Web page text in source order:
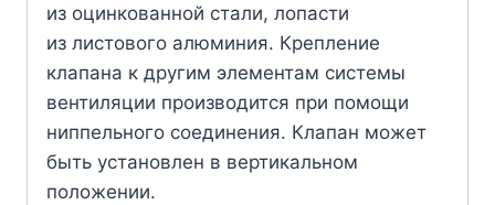
из оцинкованной стали, лопасти
из листового алюминия. Крепление
клапана к другим элементам системы
вентиляции производится при помощи
ниппельного соединения. Клапан может
быть установлен в вертикальном
положении.